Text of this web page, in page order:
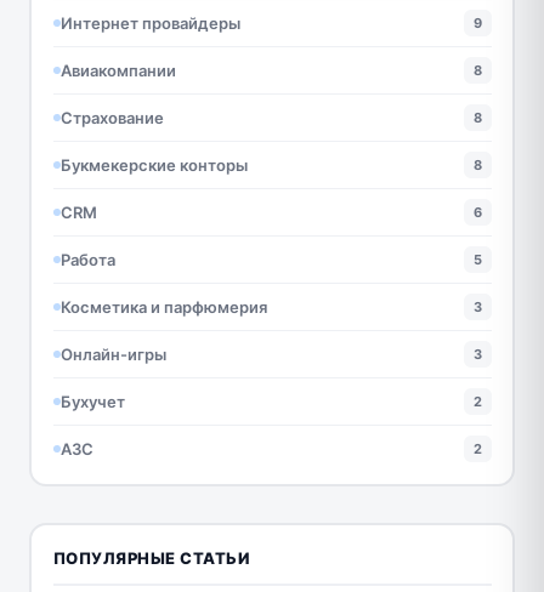
Интернет провайдеры 9
Авиакомпании 8
Страхование 8
Букмекерские конторы 8
CRM 6
Работа 5
Косметика и парфюмерия 3
Онлайн-игры 3
Бухучет 2
АЗС 2
ПОПУЛЯРНЫЕ СТАТЬИ